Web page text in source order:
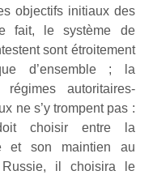
objectifs initiaux des
fait, le système de
sont étroitement
d’ensemble ; la
autoritaires-
ne s’y trompent pas :
choisir entre la
et son maintien au
il choisira le